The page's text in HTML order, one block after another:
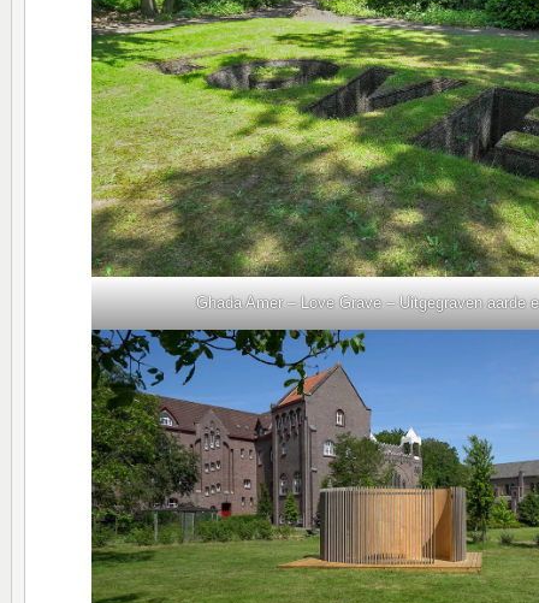
Ghada Amer – Love Grave – Uitgegraven aarde